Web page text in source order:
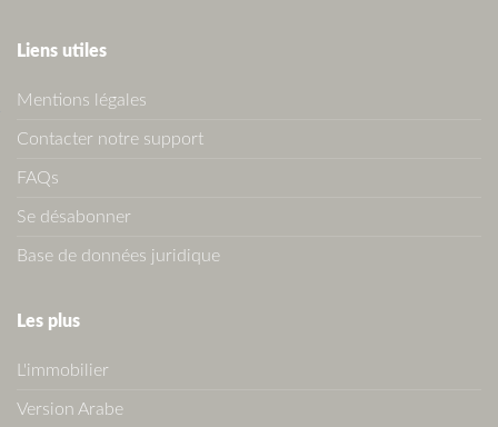
Liens utiles
Mentions légales
Contacter notre support
FAQs
Se désabonner
Base de données juridique
Les plus
L'immobilier
Version Arabe